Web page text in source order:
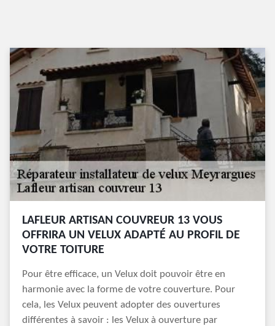
LAFLEUR ARTISAN COUVREUR 13 VOUS
OFFRIRA UN VELUX ADAPTÉ AU PROFIL DE
VOTRE TOITURE
Pour être efficace, un Velux doit pouvoir être en
harmonie avec la forme de votre couverture. Pour
cela, les Velux peuvent adopter des ouvertures
différentes à savoir : les Velux à ouverture par